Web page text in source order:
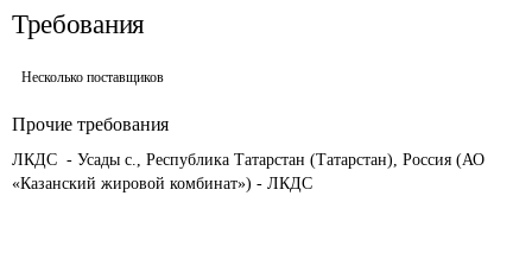
Требования
Несколько поставщиков
Прочие требования
ЛКДС  - Усады с., Республика Татарстан (Татарстан), Россия (АО
«Казанский жировой комбинат») - ЛКДС